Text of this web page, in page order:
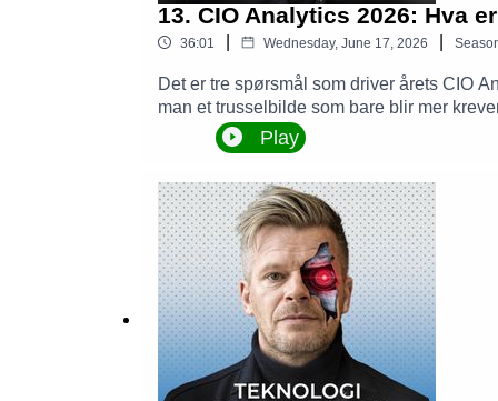
13. CIO Analytics 2026: Hva
36:01 Wednesday, June 17, 2026
Det er tre spørsmål som driver årets CIO
man et trusselbilde som bare blir mer
viser at forventningene til IT-lederen ikke
listen over hva som kjennetegner en god
effekten av det de investerer i. Hva med
viktigste fokusområdet.Gjester er Mali
Petter Saxrud, adm. direktør i Atea.
lanseringen av CIO Analytics 16. juni
Play